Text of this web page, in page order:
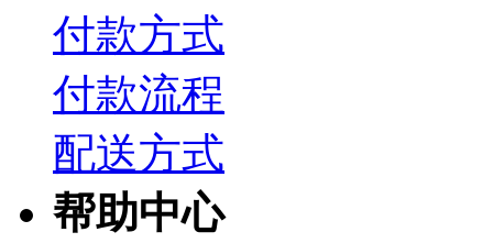
付款方式
付款流程
配送方式
帮助中心